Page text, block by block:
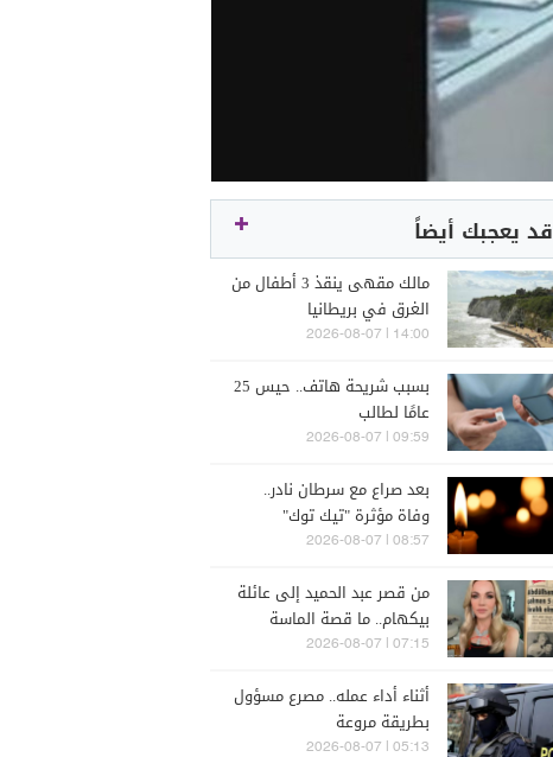
قد يعجبك أيضاً
مالك مقهى ينقذ 3 أطفال من
الغرق في بريطانيا
14:00 | 2026-08-07
بسبب شريحة هاتف.. حيس 25
عامًا لطالب
09:59 | 2026-08-07
بعد صراع مع سرطان نادر..
وفاة مؤثرة "تيك توك"
08:57 | 2026-08-07
من قصر عبد الحميد إلى عائلة
بيكهام.. ما قصة الماسة
الغامضة؟
07:15 | 2026-08-07
أثناء أداء عمله.. مصرع مسؤول
بطريقة مروعة
05:13 | 2026-08-07